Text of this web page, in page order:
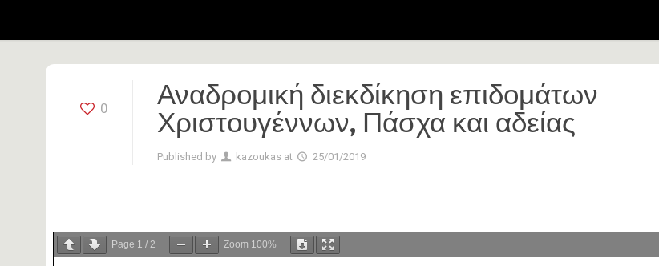
0
Αναδρομική διεκδίκηση επιδομάτων
Χριστουγέννων, Πάσχα και αδείας
Published by kazoukas at 25/01/2019
Page 1 /2 Zoom 100%